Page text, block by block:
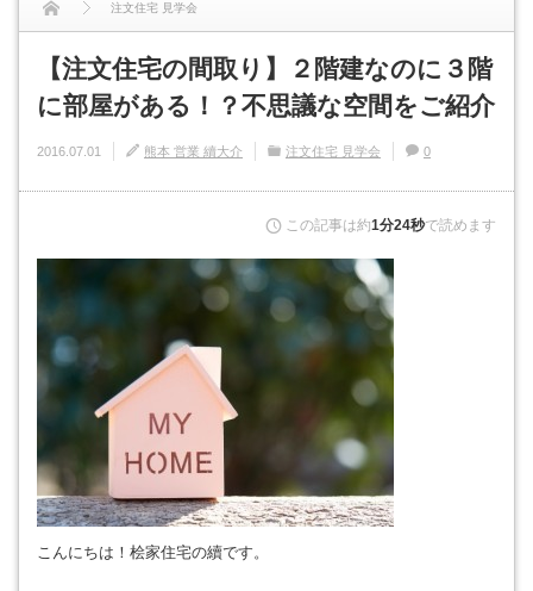
注文住宅 見学会
【注文住宅の間取り】２階建なのに３階に部屋がある！？不思議な...
【注文住宅の間取り】２階建なのに３階
に部屋がある！？不思議な空間をご紹介
2016.07.01 熊本 営業 續大介 注文住宅 見学会 0
この記事は約1分24秒で読めます
こんにちは！桧家住宅の續です。